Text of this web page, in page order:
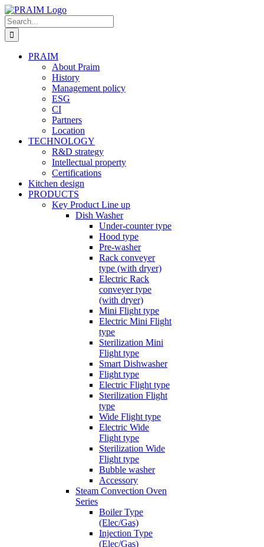
Skip
to
content
Search
for:
PRAIM
About Praim
History
Management policy
ESG
CI
Partners
Location
TECHNOLOGY
R&D strategy
Intellectual property
Certifications
Kitchen design
PRODUCTS
Key Product Line up
Dish Washer
Under-counter type
Hood type
Pre-washer
Rack conveyer
type (with dryer)
Electric Rack
conveyer type
(with dryer)
Mini Flight type
Electric Mini Flight
type
Sterilization Mini
Flight type
Smart Dishwasher
Flight type
Electric Flight type
Sterilization Flight
type
Wide Flight type
Electric Wide
Flight type
Sterilization Wide
Flight type
Bubble washer
Accessory
Steam Convection Oven
Series
Boiler Type
(Elec/Gas)
Injection Type
(Elec/Gas)